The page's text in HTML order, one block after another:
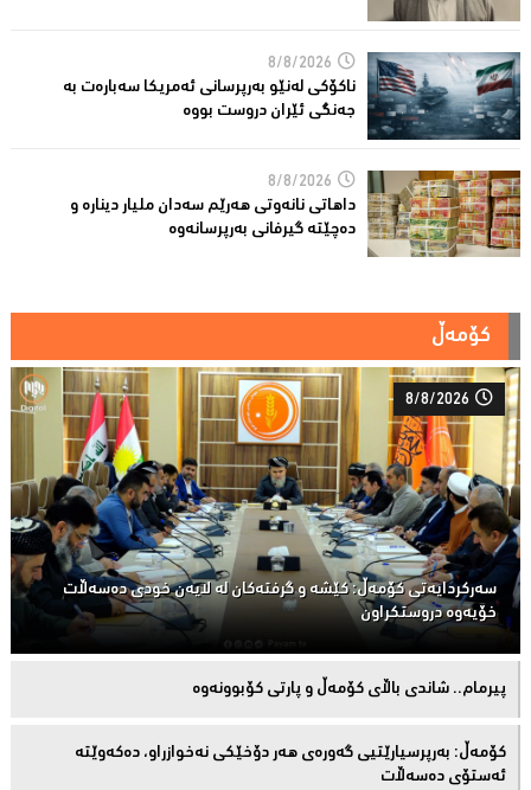
8/8/2026
ناكۆكی لەنێو بەرپرسانى ئەمریكا سەبارەت بە
جەنگی ئێران دروست بووە
8/8/2026
داهاتی نانەوتی هەرێم سەدان ملیار دینارە و
دەچێتە گیرفانی بەرپرسانەوە
کۆمەڵ
8/8/2026
سەركردایەتی كۆمەڵ: كێشە و گرفتەكان لە لایەن خودی دەسەڵات
خۆیەوە دروستكراون
پیرمام.. شاندی باڵای كۆمه‌ڵ و پارتی كۆبوونه‌وه‌
كۆمەڵ: بەرپرسیارێتیی گەورەی هەر دۆخێکی نەخوازراو، دەكەوێتە
ئەستۆی دەسەڵات